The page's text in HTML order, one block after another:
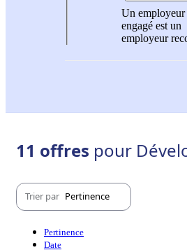
Un
engagé est un
employeur
11 offres pour
Trier par Pertinence
Pertinence
Date